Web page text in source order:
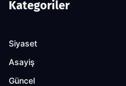
Kategoriler
Siyaset
Asayiş
Güncel